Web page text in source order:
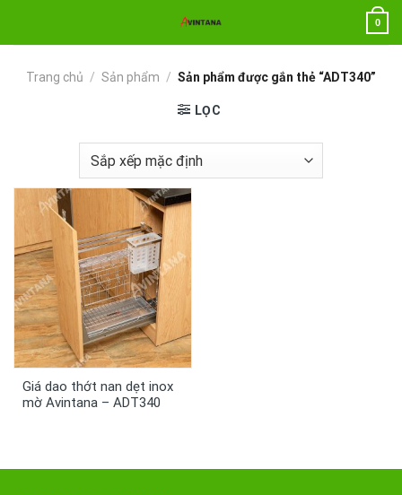
nội
0
Trang chủ / Sản phẩm / Sản phẩm được gắn thẻ “ADT340”
LỌC
Giá dao thớt nan dẹt inox
mờ Avintana – ADT340